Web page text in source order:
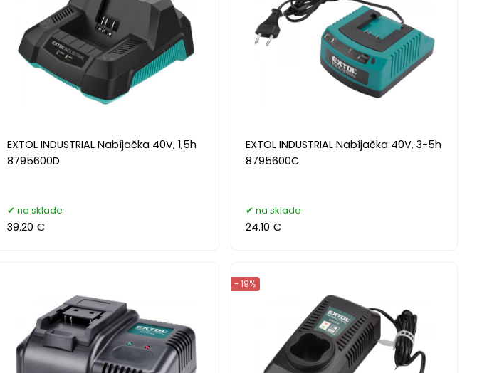
EXTOL INDUSTRIAL Nabíjačka 40V, 1,5h
8795600D
na sklade
39.20 €
EXTOL INDUSTRIAL Nabíjačka 40V, 3-5h
8795600C
na sklade
24.10 €
- 19%